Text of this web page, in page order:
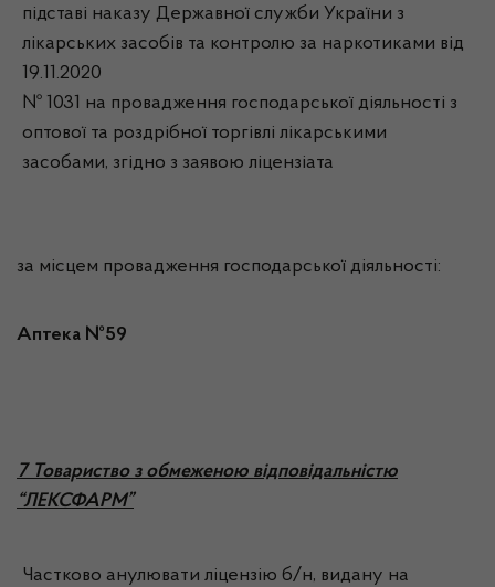
підставі наказу Державної служби України з
лікарських засобів та контролю за наркотиками від
19.11.2020
№ 1031 на провадження господарської діяльності з
оптової та роздрібної торгівлі лікарськими
засобами, згідно з заявою ліцензіата
за місцем провадження господарської діяльності:
Аптека №59
7 Товариство з обмеженою відповідальністю
“ЛЕКСФАРМ”
Частково анулювати ліцензію б/н, видану на